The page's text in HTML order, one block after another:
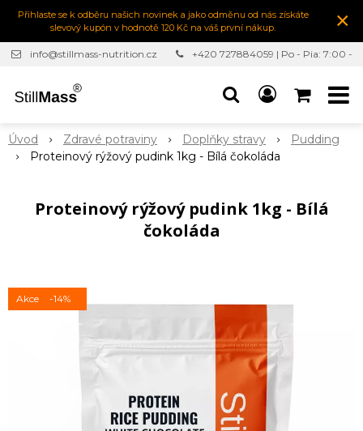
Přihlaste se k odběru našich novinek a jako odměnu od nás získáte
slevový kupón v hodnotě 120 Kč na váš první nákup.
×
info@stillmass-nutrition.cz
+420 727884059 | Po - Pia: 7:00 -
Úvod Zdravé potraviny Doplňky stravy
Pudding
Proteinový rýžový pudink 1kg - Bílá čokoláda
Proteinový rýžový pudink 1kg - Bílá
čokoláda
Akce -14%